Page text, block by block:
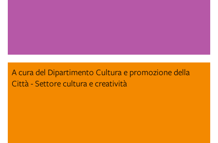
A cura del Dipartimento Cultura e promozione della
Città - Settore cultura e creatività